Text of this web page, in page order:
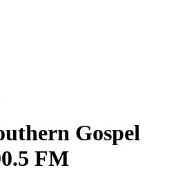
Gospel
FM